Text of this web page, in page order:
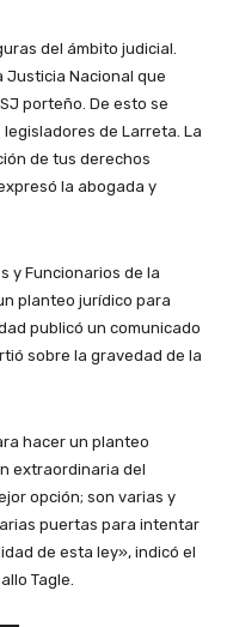
del ámbito judicial.
Justicia Nacional que
porteño. De esto se
de Larreta. La
de tus derechos
la abogada y
y Funcionarios de la
planteo jurídico para
publicó un comunicado
sobre la gravedad de la
hacer un planteo
extraordinaria del
opción; son varias y
puertas para intentar
de esta ley», indicó el
Tagle.